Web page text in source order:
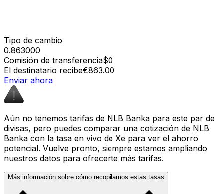
Tipo de cambio
0.863000
Comisión de transferencia$0
El destinatario recibe€863.00
Enviar ahora
Aún no tenemos tarifas de NLB Banka para este par de
divisas, pero puedes comparar una cotización de NLB
Banka con la tasa en vivo de Xe para ver el ahorro
potencial. Vuelve pronto, siempre estamos ampliando
nuestros datos para ofrecerte más tarifas.
Más información sobre cómo recopilamos estas tasas